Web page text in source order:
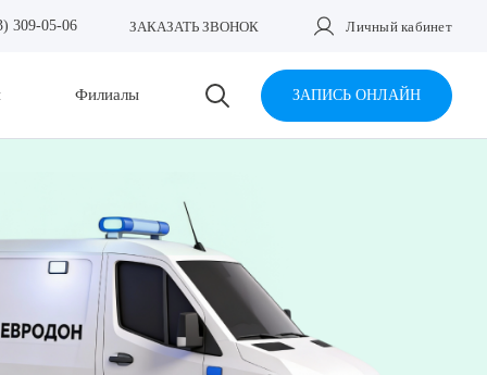
309-05-06 ЗАКАЗАТЬ ЗВОНОК Личный кабинет
Филиалы ЗАПИСЬ ОНЛАЙН